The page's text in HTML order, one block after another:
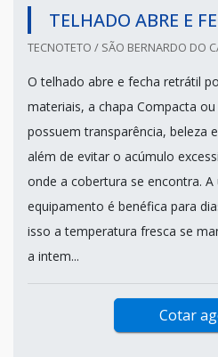
TELHADO ABRE E
TECNOTETO / SÃO BERNARDO DO
O telhado abre e fecha retrátil
materiais, a chapa Compacta
possuem transparência, beleza
além de evitar o acúmulo
onde a cobertura se encontra. A
equipamento é benéfica para
isso a temperatura fresca se
a intem...
Cotar